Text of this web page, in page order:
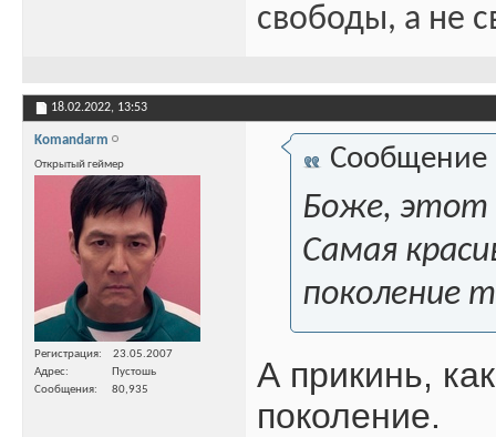
свободы, а не
18.02.2022, 13:53
Komandarm
Открытый геймер
Регистрация
23.05.2007
Адрес
Пустошь
Сообщения
80,935
Сообщение
Боже, этот
Самая
поколение
А прикинь,
поколение.